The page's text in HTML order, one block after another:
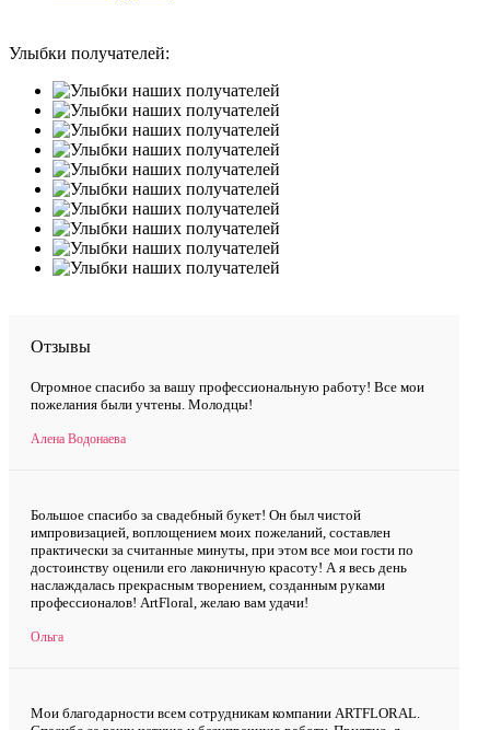
Улыбки получателей:
Отзывы
Огромное спасибо за вашу профессиональную работу! Все мои
пожелания были учтены. Молодцы!
Алена Водонаева
Большое спасибо за свадебный букет! Он был чистой
импровизацией, воплощением моих пожеланий, составлен
практически за считанные минуты, при этом все мои гости по
достоинству оценили его лаконичную красоту! А я весь день
наслаждалась прекрасным творением, созданным руками
профессионалов! ArtFloral, желаю вам удачи!
Ольга
Мои благодарности всем сотрудникам компании ARTFLORAL.